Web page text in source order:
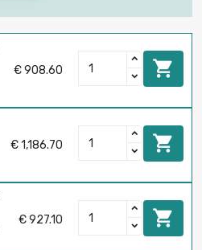
€ 908.60 
€ 1,186.70 
€ 927.10 